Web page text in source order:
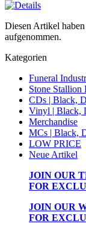
Diesen Artikel
aufgenommen.
Kategorien
Funeral
Stone Stallion
CDs | Black,
Vinyl | Black,
Merchandise
MCs | Black,
LOW PRICE
Neue Artikel
JOIN OUR
FOR
JOIN OUR
FOR